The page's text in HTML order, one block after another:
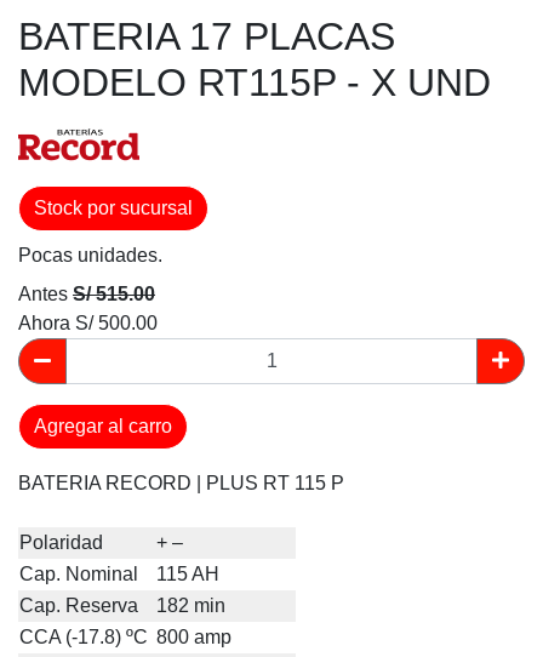
BATERIA 17 PLACAS
MODELO RT115P - X UND
Stock por sucursal
Pocas unidades.
Antes S/ 515.00
Ahora S/ 500.00
Agregar al carro
BATERIA RECORD | PLUS RT 115 P
Polaridad
+ –
Cap. Nominal
115 AH
Cap. Reserva
182 min
CCA (-17.8) ºC 800 amp